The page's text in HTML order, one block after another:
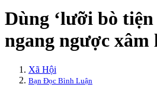
Dùng ‘lưỡi bò tiện
ngang ngược xâ‌m
Xã Hội
Bạn Đọc Bình Luận